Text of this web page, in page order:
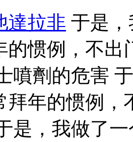
達拉非 于是
的惯例，不出
噴劑的危害
拜年的惯例，
是，我做了